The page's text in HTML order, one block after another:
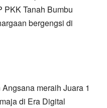
PKK Tanah Bumbu
bergengsi di
meraih Juara 1
di Era Digital